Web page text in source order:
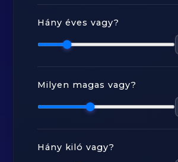
Hány éves vagy?
Milyen magas vagy?
Hány kiló vagy?